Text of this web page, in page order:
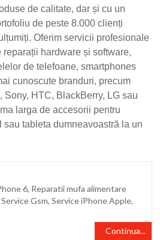
de calitate, dar și cu un
de peste 8.000 clienți
Oferim servicii profesionale
reparații hardware și software,
de telefoane, smartphones
cunoscute branduri, precum
HTC, BlackBerry, LG sau
larga de accesorii pentru
sau tableta dumneavoastră la un
6, Reparatii mufa alimentare
Service Gsm,Service iPhone Apple,
Continua...